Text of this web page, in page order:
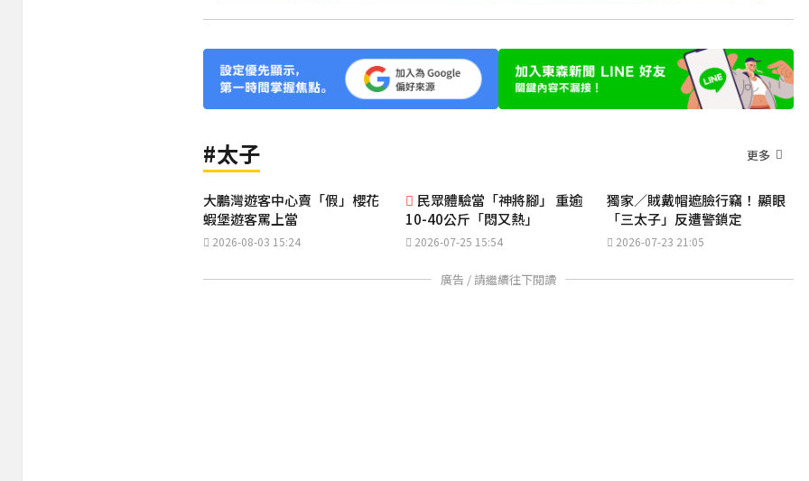
#太子 更多
大鵬灣遊客中心賣「假」櫻花
蝦堡遊客罵上當
2026-08-03 15:24
民眾體驗當「神將腳」 重逾
10-40公斤「悶又熱」
2026-07-25 15:54
獨家／賊戴帽遮臉行竊！ 顯眼
「三太子」反遭警鎖定
2026-07-23 21:05
廣告 / 請繼續往下閱讀